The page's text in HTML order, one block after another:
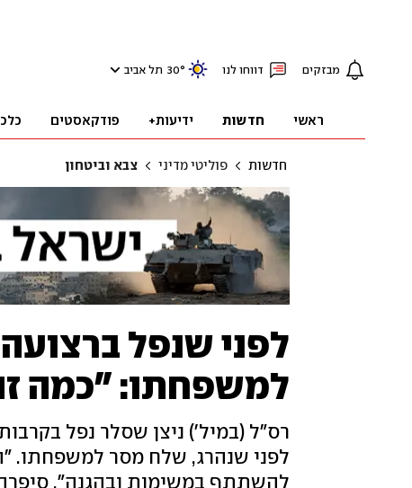
מבזקים דווחו לנו 30° תל אביב
ראשי חדשות ידיעות+ פודקאסטים
חדשות פוליטי מדיני צבא וביטחון
לפני שנפל
למשפחתו: "כמה
לפני שנהרג, שלח מסר למשפחתו.
להשתתף במשימות ובהגנה", סיפרה